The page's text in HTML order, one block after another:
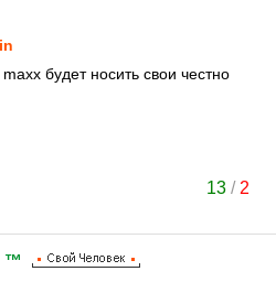
будет носить свои честно
13 / 2
™